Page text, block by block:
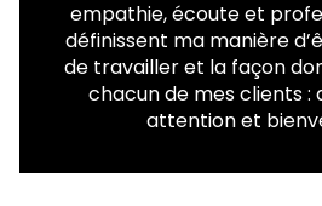
empathie, écoute et
définissent ma manière
de travailler et la façon
chacun de mes clients :
attention et